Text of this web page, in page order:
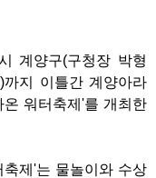
계양구(구청장 박형
지 이틀간 계양아라
워터축제'를 개최한
제'는 물놀이와 수상